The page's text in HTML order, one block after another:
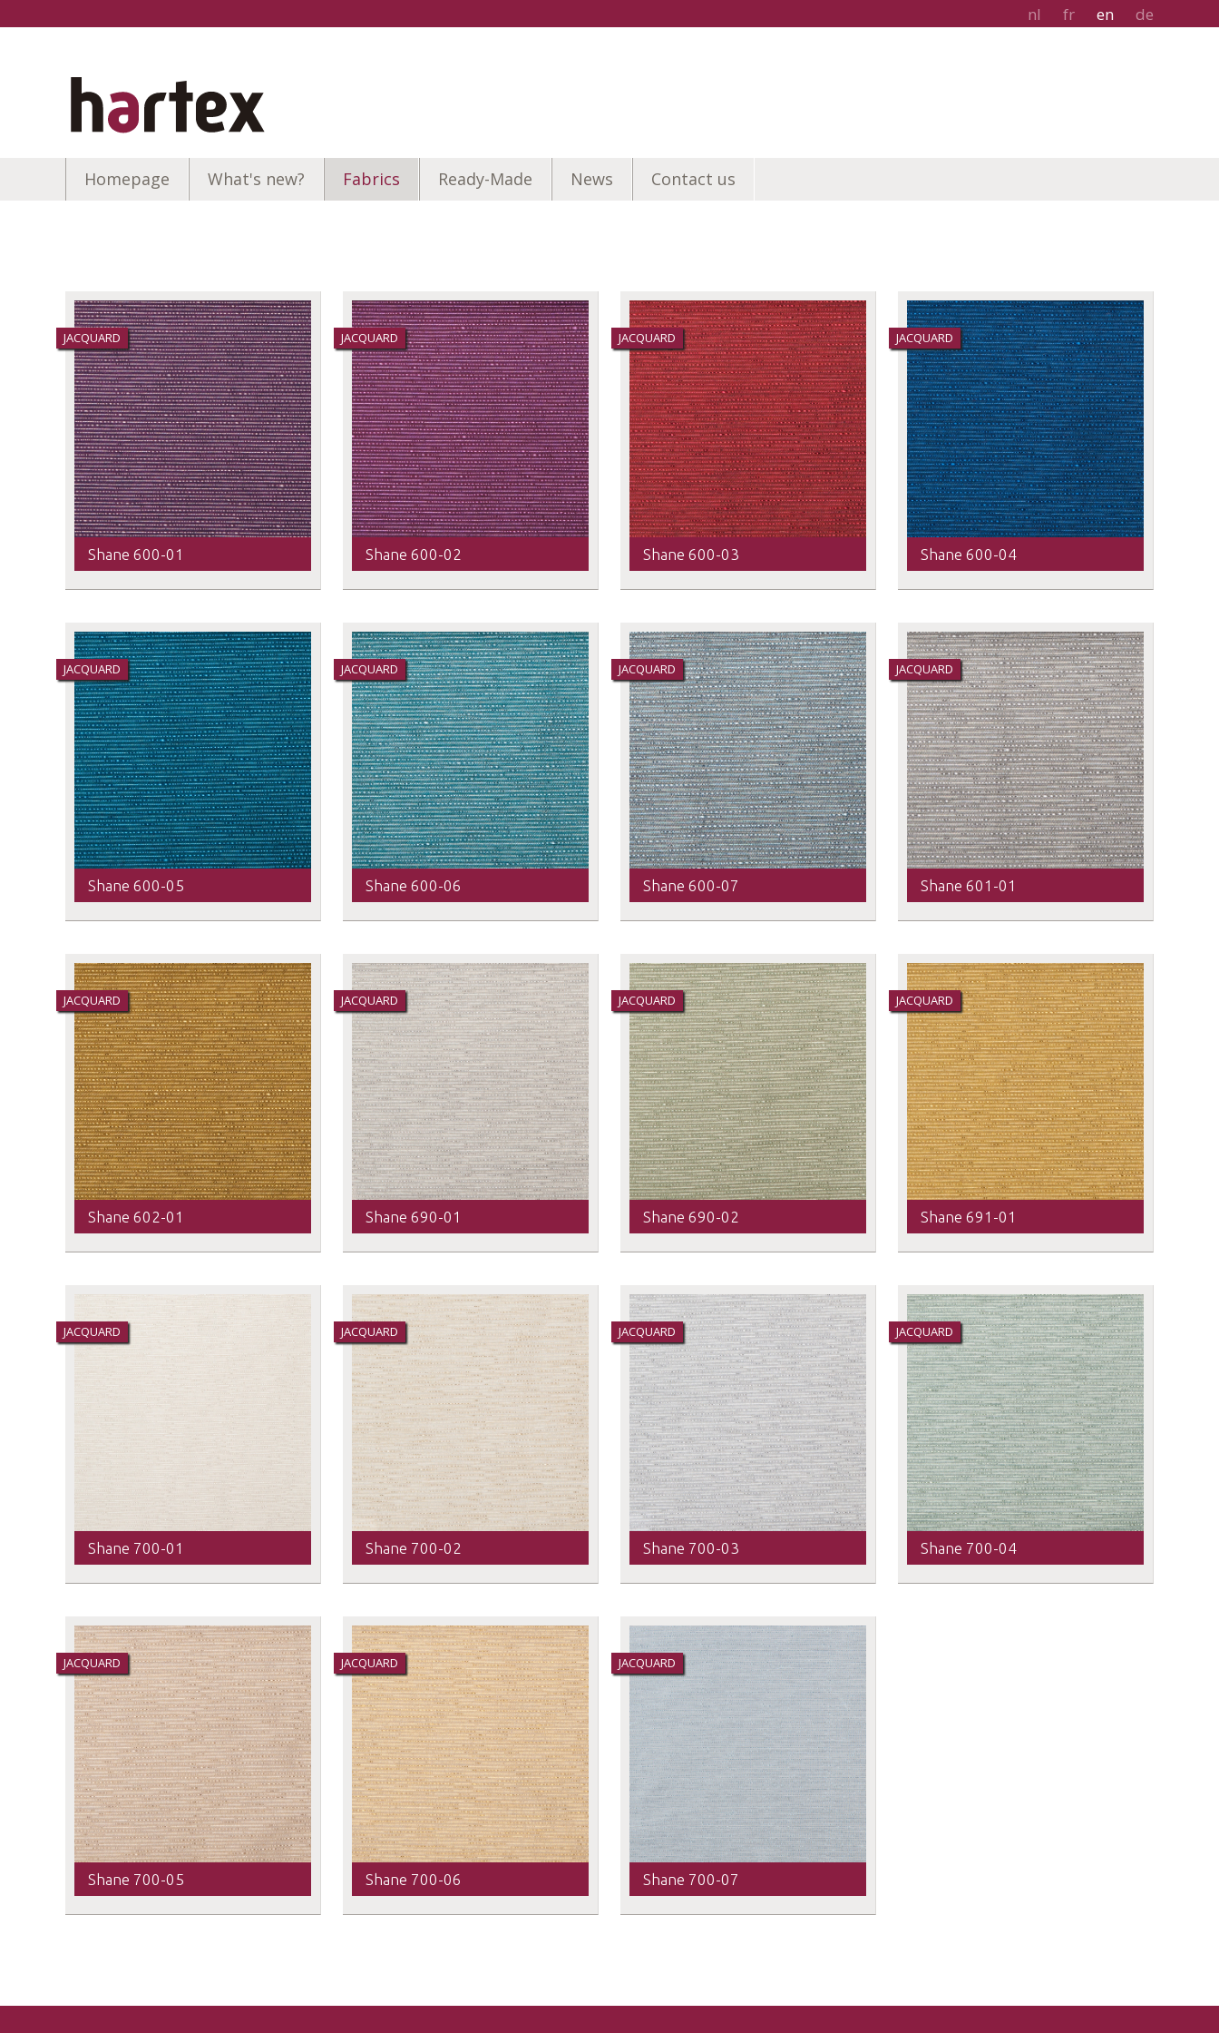
nl fr en de
Homepage What's new? Fabrics Ready-Made News Contact us
JACQUARD
Shane 600-01
JACQUARD
Shane 600-02
JACQUARD
Shane 600-03
JACQUARD
Shane 600-04
JACQUARD
Shane 600-05
JACQUARD
Shane 600-06
JACQUARD
Shane 600-07
JACQUARD
Shane 601-01
JACQUARD
Shane 602-01
JACQUARD
Shane 690-01
JACQUARD
Shane 690-02
JACQUARD
Shane 691-01
JACQUARD
Shane 700-01
JACQUARD
Shane 700-02
JACQUARD
Shane 700-03
JACQUARD
Shane 700-04
JACQUARD
Shane 700-05
JACQUARD
Shane 700-06
JACQUARD
Shane 700-07